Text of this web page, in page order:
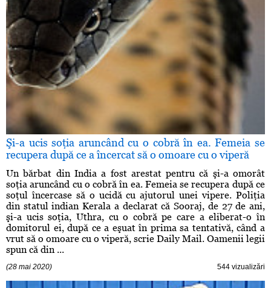
Şi-a ucis soţia aruncând cu o cobră în ea. Femeia se
recupera după ce a încercat să o omoare cu o viperă
Un bărbat din India a fost arestat pentru că şi-a omorât
soţia aruncând cu o cobră în ea. Femeia se recupera după ce
soţul încercase să o ucidă cu ajutorul unei vipere. Poliţia
din statul indian Kerala a declarat că Sooraj, de 27 de ani,
şi-a ucis soţia, Uthra, cu o cobră pe care a eliberat-o în
domitorul ei, după ce a eşuat în prima sa tentativă, când a
vrut să o omoare cu o viperă, scrie Daily Mail. Oamenii legii
spun că din ...
(28 mai 2020) 544 vizualizări